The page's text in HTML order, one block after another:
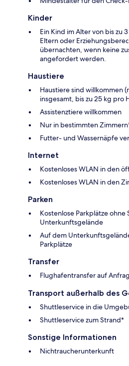
Kinder
Ein Kind im Alter von bis zu
Eltern oder
übernachten, wenn keine
angefordert werden.
Haustiere
Haustiere sind willkommen
insgesamt, bis zu 25 kg pro
Assistenztiere willkommen
Nur in bestimmten
Futter- und Wassernäpfe
Internet
Kostenloses WLAN in den
Kostenloses WLAN in den
Parken
Kostenlose Parkplätze ohne
Unterkunftsgelände
Auf dem
Parkplätze
Transfer
Flughafentransfer auf
Transport außerhalb des
Shuttleservice in die
Shuttleservice zum Strand*
Sonstige Informationen
Nichtraucherunterkunft